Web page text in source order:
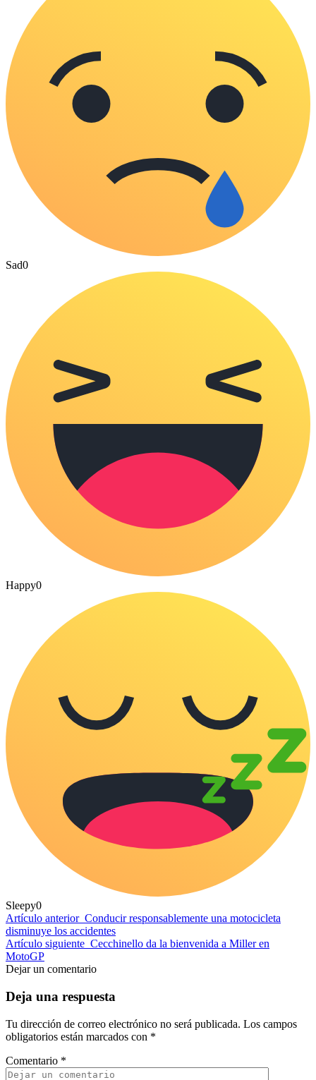
Sad0
Happy0
Sleepy0
Artículo anterior Conducir responsablemente una motocicleta
disminuye los accidentes
Artículo siguiente Cecchinello da la bienvenida a Miller en
MotoGP
Dejar un comentario
Deja una respuesta
Tu dirección de correo electrónico no será publicada. Los campos
obligatorios están marcados con *
Comentario *